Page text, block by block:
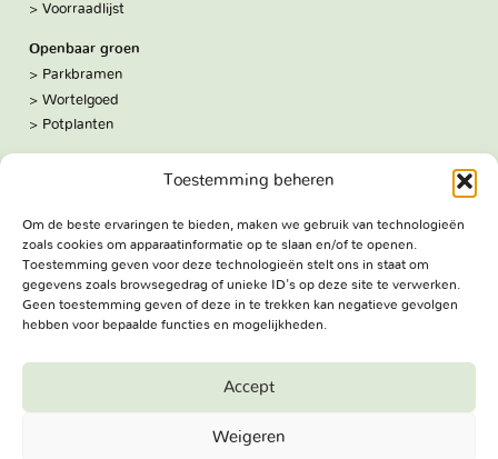
Toestemming beheren
Om de beste ervaringen te bieden, maken we gebruik van technologieën
zoals cookies om apparaatinformatie op te slaan en/of te openen.
Toestemming geven voor deze technologieën stelt ons in staat om
gegevens zoals browsegedrag of unieke ID's op deze site te verwerken.
Geen toestemming geven of deze in te trekken kan negatieve gevolgen
hebben voor bepaalde functies en mogelijkheden.
Accept
Weigeren
Voorraadlijst
Openbaar groen
Parkbramen
Wortelgoed
Potplanten
Volg ons:
Facebook
Bezoekadres
Haringweg 3A
2975 LB Ottoland
Reserved.